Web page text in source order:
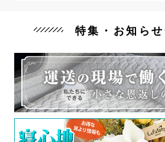
特集・お知ら